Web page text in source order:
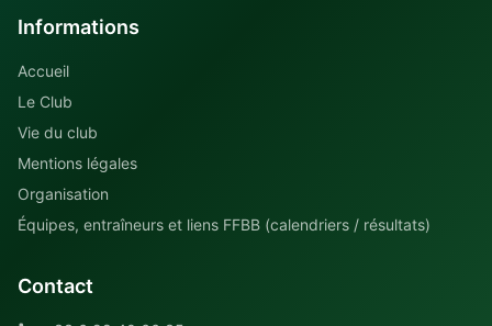
Informations
Accueil
Le Club
Vie du club
Mentions légales
Organisation
Équipes, entraîneurs et liens FFBB (calendriers / résultats)
Contact